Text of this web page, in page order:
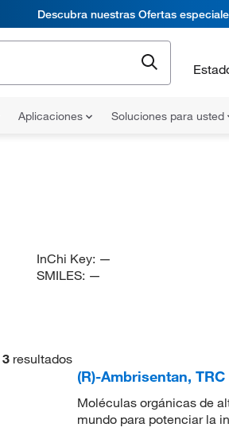
Descubra nuestras Ofertas
Aplicaciones Soluciones para usted
InChi Key: —
SMILES: —
3 resultados
(R)-Ambrisentan, TRC
Moléculas orgánicas de
mundo para potenciar la